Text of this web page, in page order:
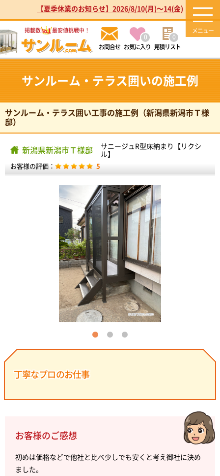
【夏季休業のお知らせ】2026/8/10(月)～14(金)
掲載数No.1最安値挑戦中！
お気に入り
0
見積リスト
0
サンルーム・テラス囲いの施工例
サンルーム・テラス囲い工事の施工例（新潟県新潟市Ｔ様
邸）
新潟県新潟市Ｔ様邸
サニージュR型床納まり【リクシ
ル】
お客様の評価： 5
丁寧なプロのお仕事
お客様のご感想
初めは価格などで他社と比べ少しでも安くと考え御社に決め
ました。